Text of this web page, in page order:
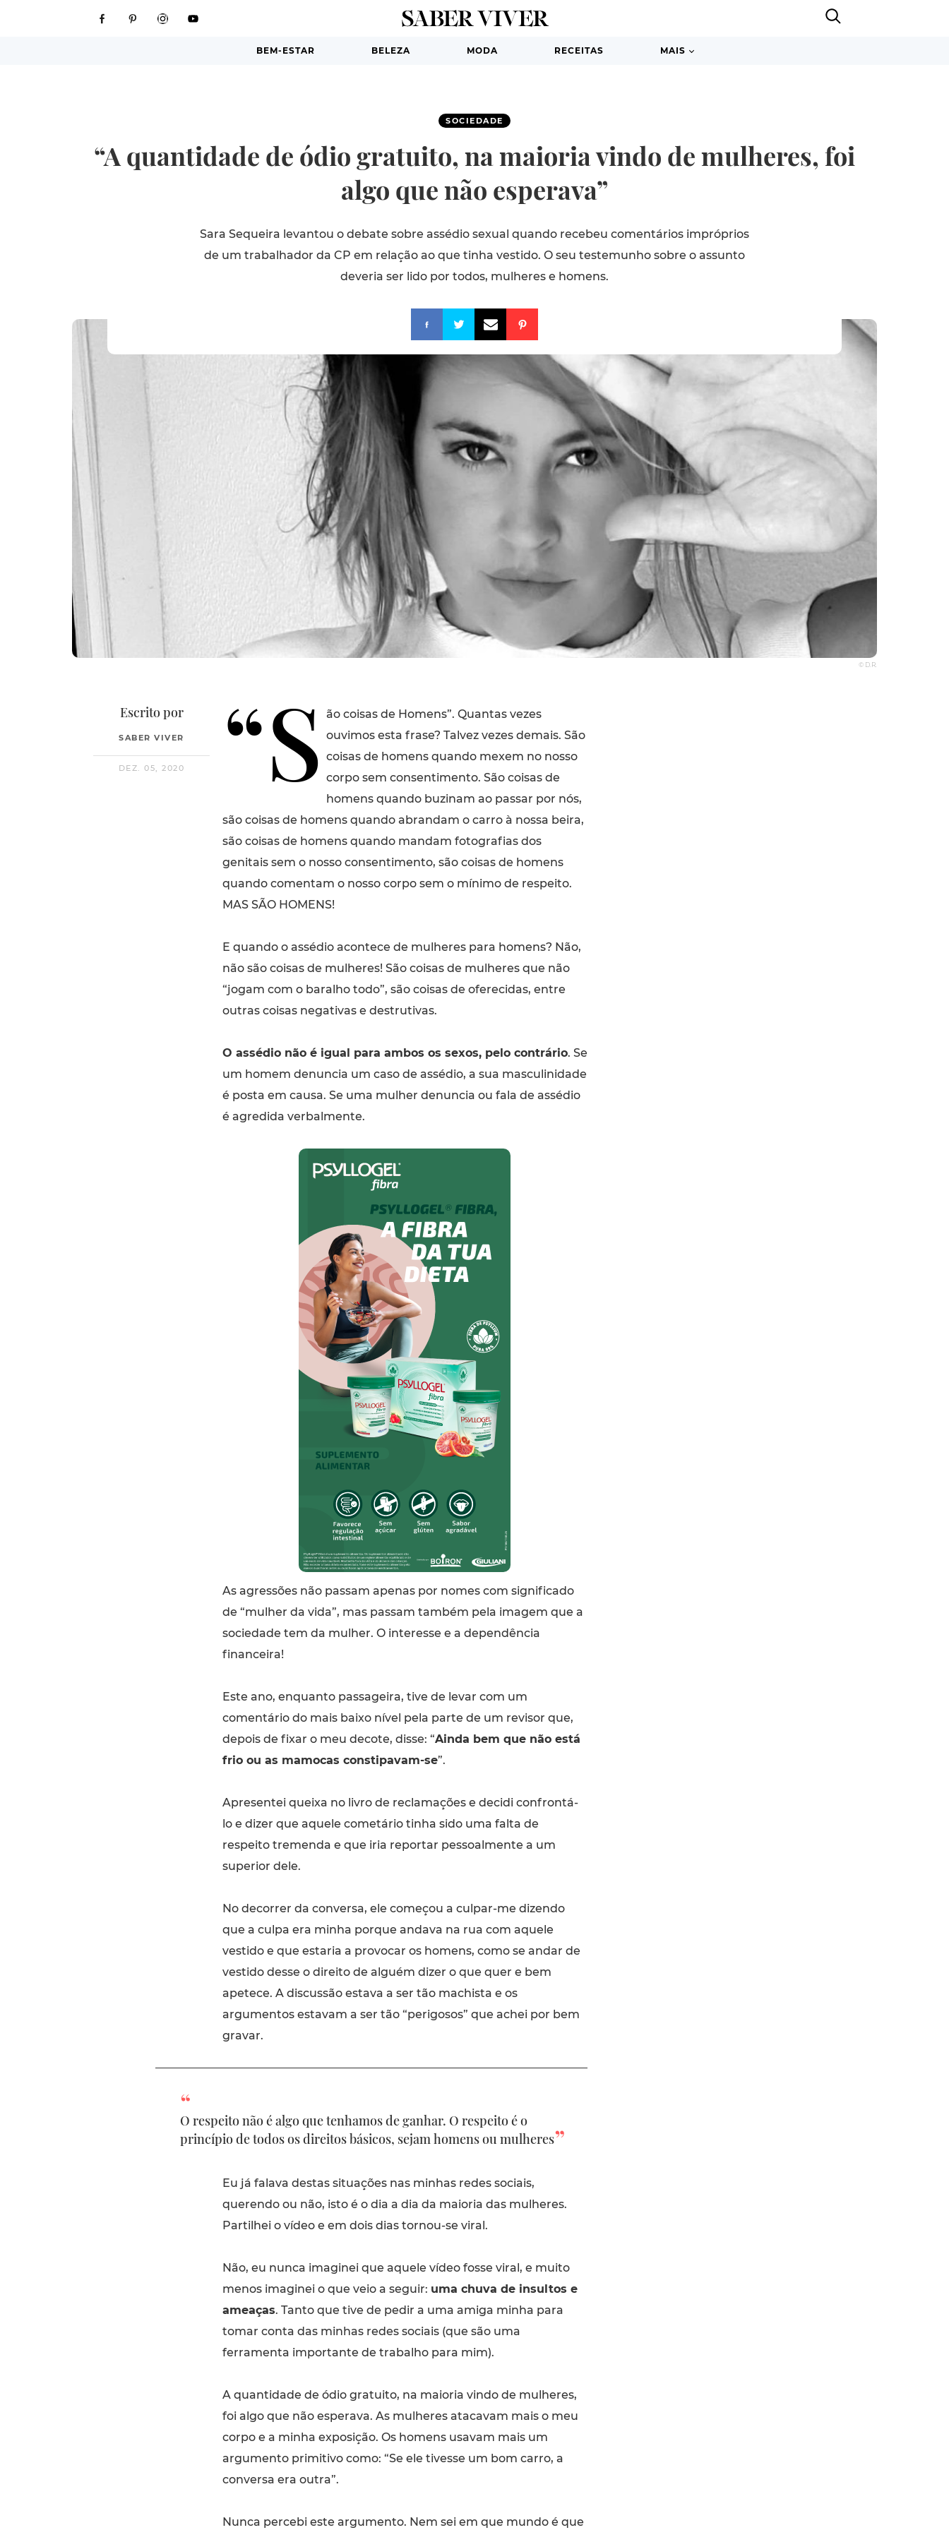
BEM-ESTAR BELEZA MODA RECEITAS MAIS
SOCIEDADE
“A quantidade de ódio gratuito, na maioria vindo de mulheres, foi
algo que não esperava”
Sara Sequeira levantou o debate sobre assédio sexual quando recebeu comentários impróprios
de um trabalhador da CP em relação ao que tinha vestido. O seu testemunho sobre o assunto
deveria ser lido por todos, mulheres e homens.
© D.R.
Escrito por
SABER VIVER
DEZ. 05, 2020 “S ão coisas de Homens”. Quantas vezes
ouvimos esta frase? Talvez vezes demais. São
coisas de homens quando mexem no nosso
corpo sem consentimento. São coisas de
homens quando buzinam ao passar por nós,
são coisas de homens quando abrandam o carro à nossa beira,
são coisas de homens quando mandam fotografias dos
genitais sem o nosso consentimento, são coisas de homens
quando comentam o nosso corpo sem o mínimo de respeito.
MAS SÃO HOMENS!
E quando o assédio acontece de mulheres para homens? Não,
não são coisas de mulheres! São coisas de mulheres que não
“jogam com o baralho todo”, são coisas de oferecidas, entre
outras coisas negativas e destrutivas.
O assédio não é igual para ambos os sexos, pelo contrário. Se
um homem denuncia um caso de assédio, a sua masculinidade
é posta em causa. Se uma mulher denuncia ou fala de assédio
é agredida verbalmente.
As agressões não passam apenas por nomes com significado
de “mulher da vida”, mas passam também pela imagem que a
sociedade tem da mulher. O interesse e a dependência
financeira!
Este ano, enquanto passageira, tive de levar com um
comentário do mais baixo nível pela parte de um revisor que,
depois de fixar o meu decote, disse: “Ainda bem que não está
frio ou as mamocas constipavam-se”.
Apresentei queixa no livro de reclamações e decidi confrontá-
lo e dizer que aquele cometário tinha sido uma falta de
respeito tremenda e que iria reportar pessoalmente a um
superior dele.
No decorrer da conversa, ele começou a culpar-me dizendo
que a culpa era minha porque andava na rua com aquele
vestido e que estaria a provocar os homens, como se andar de
vestido desse o direito de alguém dizer o que quer e bem
apetece. A discussão estava a ser tão machista e os
argumentos estavam a ser tão “perigosos” que achei por bem
gravar.
O respeito não é algo que tenhamos de ganhar. O respeito é o
princípio de todos os direitos básicos, sejam homens ou mulheres
Eu já falava destas situações nas minhas redes sociais,
querendo ou não, isto é o dia a dia da maioria das mulheres.
Partilhei o vídeo e em dois dias tornou-se viral.
Não, eu nunca imaginei que aquele vídeo fosse viral, e muito
menos imaginei o que veio a seguir: uma chuva de insultos e
ameaças. Tanto que tive de pedir a uma amiga minha para
tomar conta das minhas redes sociais (que são uma
ferramenta importante de trabalho para mim).
A quantidade de ódio gratuito, na maioria vindo de mulheres,
foi algo que não esperava. As mulheres atacavam mais o meu
corpo e a minha exposição. Os homens usavam mais um
argumento primitivo como: “Se ele tivesse um bom carro, a
conversa era outra”.
Nunca percebi este argumento. Nem sei em que mundo é que